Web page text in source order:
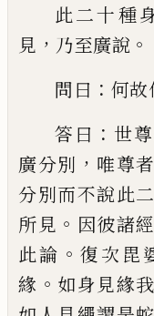
此二十種
見 ， 乃至廣說 。
問曰 ： 何故
答曰 ： 世
廣分別 ， 唯尊
分別而不說此二
所見 。 因彼諸經
此論 。復次毘
緣 。 如身見緣我